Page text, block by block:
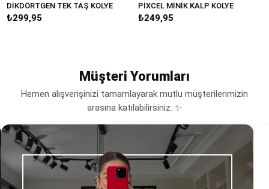
TEK TAŞ KOLYE PİXCEL MİNİK KALP KOLYE
₺249,95
Müşteri Yorumları
Hemen alışverişinizi tamamlayarak mutlu müşterilerimizin
arasına katılabilirsiniz. ✨